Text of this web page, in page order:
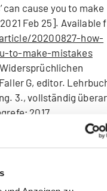
can cause you to make
Feb 25]. Available
20200827-how-
to-make-mistakes
G, editor.
3., vollständig
2017.
Species: How
York: Catapult; 2017.
slow. 1st ed. New